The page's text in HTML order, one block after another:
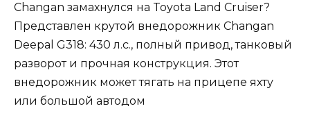
Changan замахнулся на Toyota Land Cruiser?
Представлен крутой внедорожник Changan
Deepal G318: 430 л.с., полный привод, танковый
разворот и прочная конструкция. Этот
внедорожник может тягать на прицепе яхту
или большой автодом